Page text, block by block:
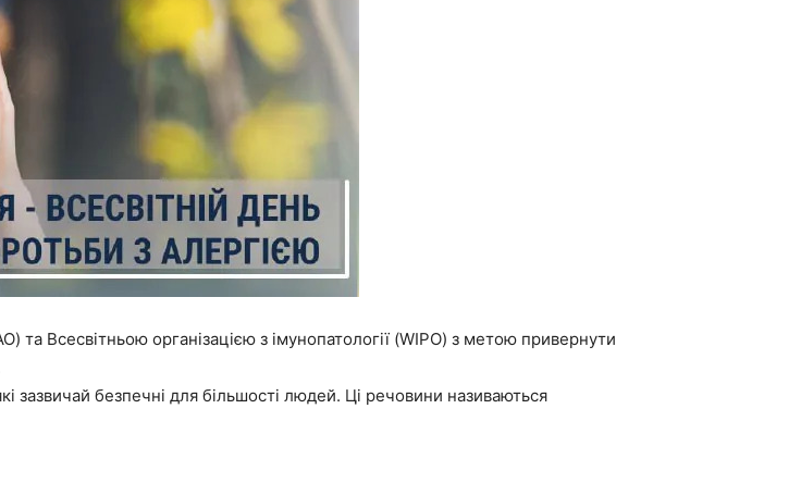
та Всесвітньою організацією з імунопатології (WIPO) з метою привернути
зазвичай безпечні для більшості людей. Ці речовини називаються